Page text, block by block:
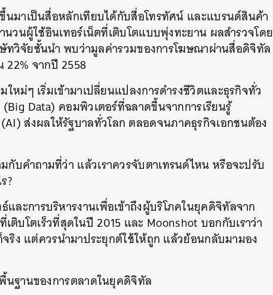
มาเป็นสื่อหลักเทียบได้กับสื่อโทรทัศน์ และแบรนด์สินค้า
วนผู้ใช้อินเทอร์เน็ตที่เติบโตแบบพุ่งทะยาน ผลสำรวจโดย
วิจัยชั้นนำ พบว่ามูลค่ารวมของการโฆษณาผ่านสื่อดิจิทัล
22% จากปี 2558
หม่ๆ เริ่มเข้ามาเปลี่ยนแปลงการดำรงชีวิตและธุรกิจทั่ว
Data) คอมพิวเตอร์ที่ฉลาดขึ้นจากการเรียนรู้
ส่งผลให้รัฐบาลทั่วโลก ตลอดจนภาคธุรกิจเอกชนต้อง
บคำถามที่ว่า แล้วเราควรจับตาเทรนด์ไหน หรือจะปรับ
?
ละการบริหารงานเพื่อเข้าถึงผู้บริโภคในยุคดิจิทัลจาก
บโตเร็วที่สุดในปี 2015 และ Moonshot บอกกับเราว่า
ริง แต่ควรนำมาประยุกต์ใช้ให้ถูก แล้วย้อนกลับมามอง
นฐานของการตลาดในยุคดิจิทัล